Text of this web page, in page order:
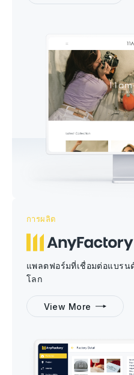
การผลิต
แพลตฟอร์มที่เชื่อมต่อแบรน
โลก
View More